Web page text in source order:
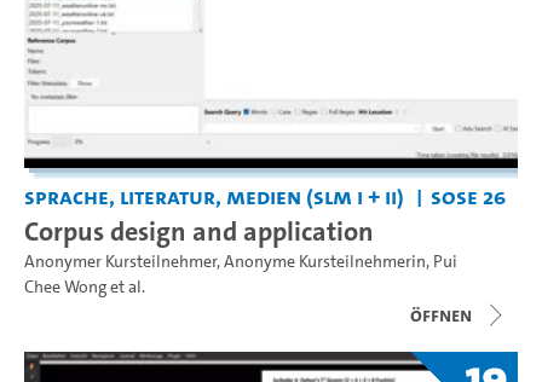
Sprache, Literatur, Medien (SLM I + II) SoSe 26
Corpus design and application
Anonymer Kursteilnehmer,Anonyme Kursteilnehmerin, Pui
Chee Wonget al.
Öffnen